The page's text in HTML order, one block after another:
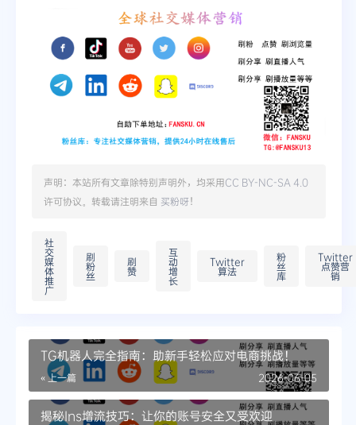
声明：本站所有文章除特别声明外，均采用CC BY-NC-SA 4.0
许可协议。转载请注明来自 买粉呀！
社
交
媒
体
推
广
刷
粉
丝
刷
赞
互
动
增
长
Twitter
算法
粉
丝
库
Twitter
点赞营
销
TG机器人完全指南：助新手轻松应对电商挑战！
« 上一篇 2026-06-05
揭秘Ins增流技巧：让你的账号安全又受欢迎